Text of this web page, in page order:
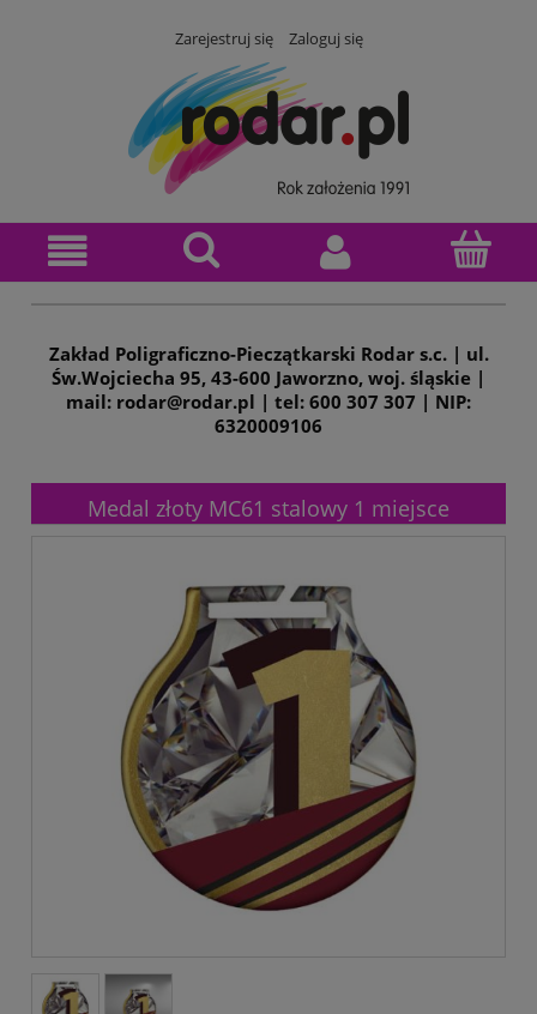
Zarejestruj się Zaloguj się
Zakład Poligraficzno-Pieczątkarski Rodar s.c. | ul.
Św.Wojciecha 95, 43-600 Jaworzno, woj. śląskie |
mail: rodar@rodar.pl | tel: 600 307 307 | NIP:
6320009106
Medal złoty MC61 stalowy 1 miejsce